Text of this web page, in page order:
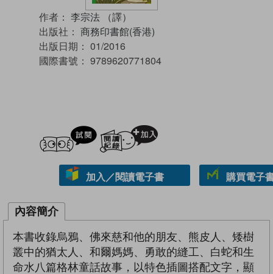
作者： 李宗法 （譯）
出版社： 商務印書館(香港)
出版日期： 01/2016
國際書號： 9789620771804
試閲
加入／閱讀電子書 購買電子
內容簡介
本書收錄烏鴉、佛來慈和他的朋友、熊皮人、矮樹
叢中的猶太人、和爾媽媽、勇敢的縫工、白蛇和生
命水八篇格林童話故事，以特色插圖搭配文字，顯